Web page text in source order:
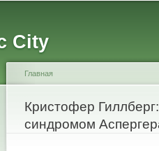
City
You are here
Главная
Кристофер
синдромом